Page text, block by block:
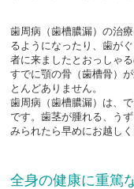
歯周病（歯槽膿漏）の治
るようになったり、歯が
者に来ましたとおっしゃ
すでに顎の骨（歯槽骨）
とんどありません。
歯周病（歯槽膿漏）は、
です。歯茎が腫れる、う
みられたら早めにお越しく
全身の健康に重篤